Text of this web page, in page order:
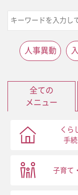
人事異動
全ての
メニュー
くら
手
子育て